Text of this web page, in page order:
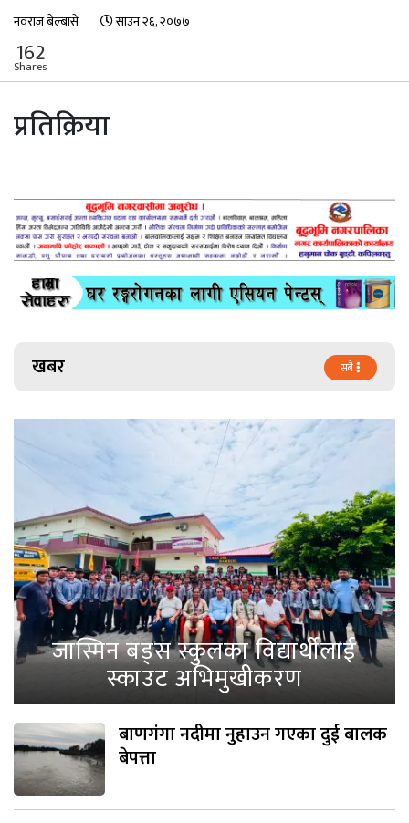
नवराज बेल्बासे साउन २६, २०७७
162
Shares
प्रतिक्रिया
खबर सबै
जास्मिन बड्स स्कुलका विद्यार्थीलाई
स्काउट अभिमुखीकरण
बाणगंगा नदीमा नुहाउन गएका दुई बालक
बेपत्ता